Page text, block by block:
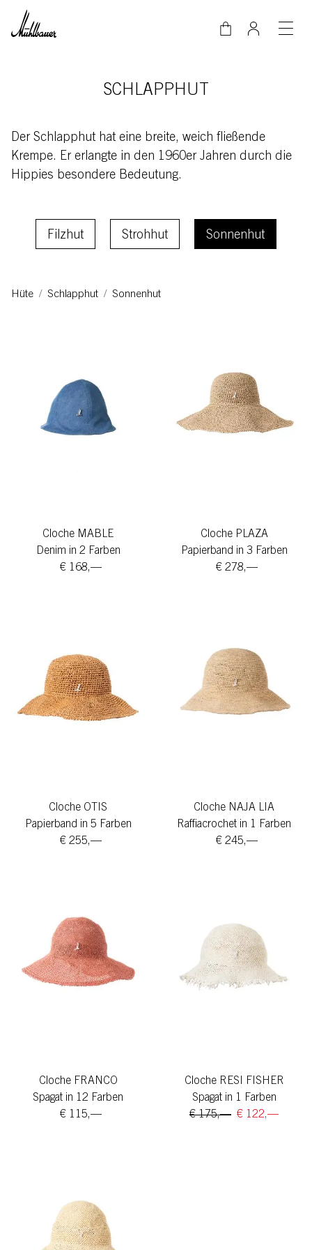
Direkt zum Inhalt
SCHLAPPHUT
Der Schlapphut hat eine breite, weich fließende
Krempe. Er erlangte in den 1960er Jahren durch die
Hippies besondere Bedeutung.
Filzhut
Strohhut Sonnenhut
Hüte Schlapphut Sonnenhut
Cloche MABLE
Denim in 2 Farben
€ 168,—
Cloche PLAZA
Papierband in 3 Farben
€ 278,—
Cloche OTIS
Papierband in 5 Farben
€ 255,—
Cloche NAJA LIA
Raffiacrochet in 1 Farben
€ 245,—
Cloche FRANCO
Spagat in 12 Farben
€ 115,—
Cloche RESI FISHER
Spagat in 1 Farben
€ 175,— € 122,—